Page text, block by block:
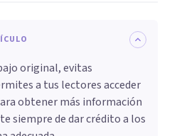
original, evitas
a tus lectores acceder
obtener más información
siempre de dar crédito a los